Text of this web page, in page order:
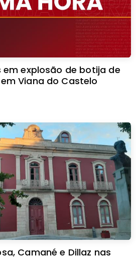
explosão de botija de
Viana do Castelo
Camané e Dillaz nas